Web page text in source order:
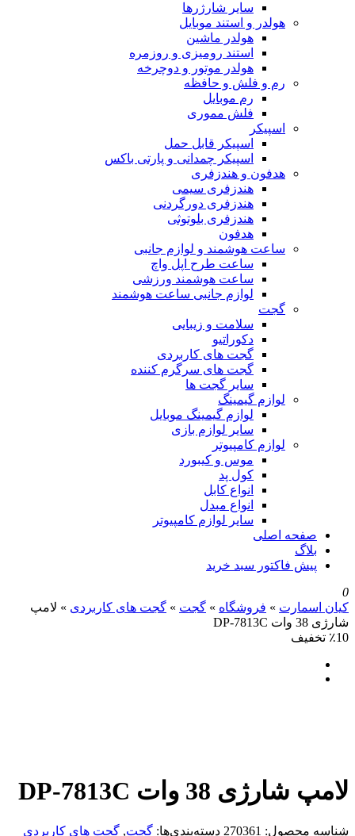
سایر شارژرها
هولدر و استند موبایل
هولدر ماشین
استند رومیزی و روزمره
هولدر موتور و دوچرخه
رم و فلش و حافظه
رم موبایل
فلش مموری
اسپیکر
اسپیکر قابل حمل
اسپیکر چمدانی و پارتی باکس
هدفون و هندزفری
هندزفری سیمی
هندزفری دورگردنی
هندزفری بلوتوثی
هدفون
ساعت هوشمند و لوازم جانبی
ساعت طرح اپل واچ
ساعت هوشمند ورزشی
لوازم جانبی ساعت هوشمند
گجت
سلامت و زیبایی
دکوراتیو
گجت های کاربردی
گجت های سرگرم کننده
سایر گجت ها
لوازم گیمینگ
لوازم گیمینگ موبایل
سایر لوازم بازی
لوازم کامپیوتر
موس و کیبورد
کول پد
انواع کابل
انواع مبدل
سایر لوازم کامپیوتر
صفحه اصلی
بلاگ
پیش فاکتور سبد خرید
0
کیان اسمارت » فروشگاه » گجت » گجت های کاربردی » لامپ
شارژی 38 وات DP-7813C
٪10 تخفیف
لامپ شارژی 38 وات DP-7813C
شناسه محصول: 270361 دسته‌بندی‌ها: گجت, گجت های کاربردی